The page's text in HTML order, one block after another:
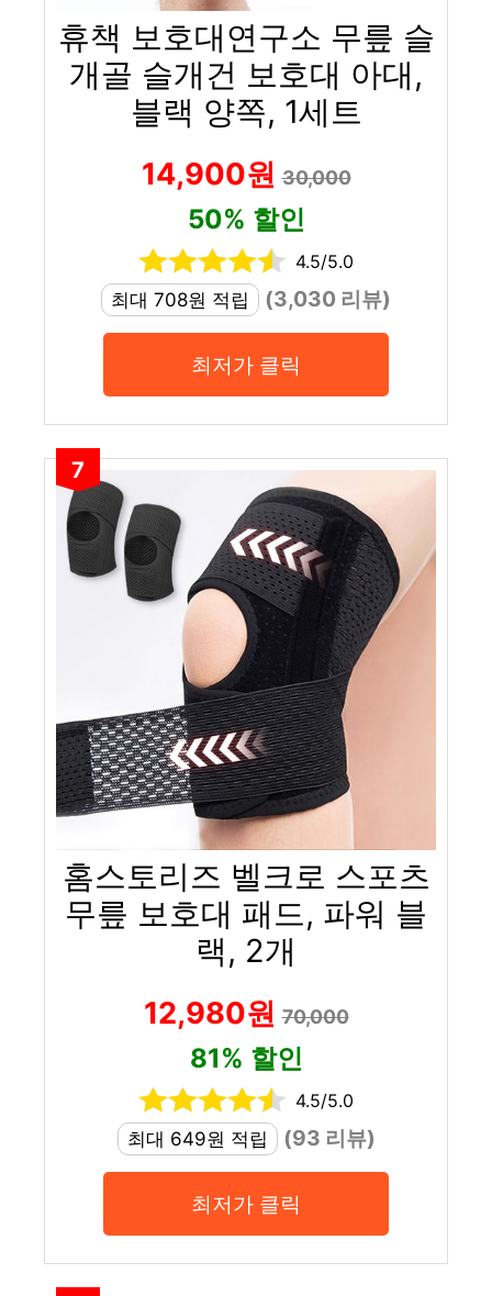
휴책 보호대연구소 무릎 슬
개골 슬개건 보호대 아대,
블랙 양쪽, 1세트
14,900원30,000
50% 할인
4.5/5.0
최대 708원 적립
(3,030 리뷰)
최저가 클릭
7
홈스토리즈 벨크로 스포츠
무릎 보호대 패드, 파워 블
랙, 2개
12,980원70,000
81% 할인
4.5/5.0
최대 649원 적립
(93 리뷰)
최저가 클릭